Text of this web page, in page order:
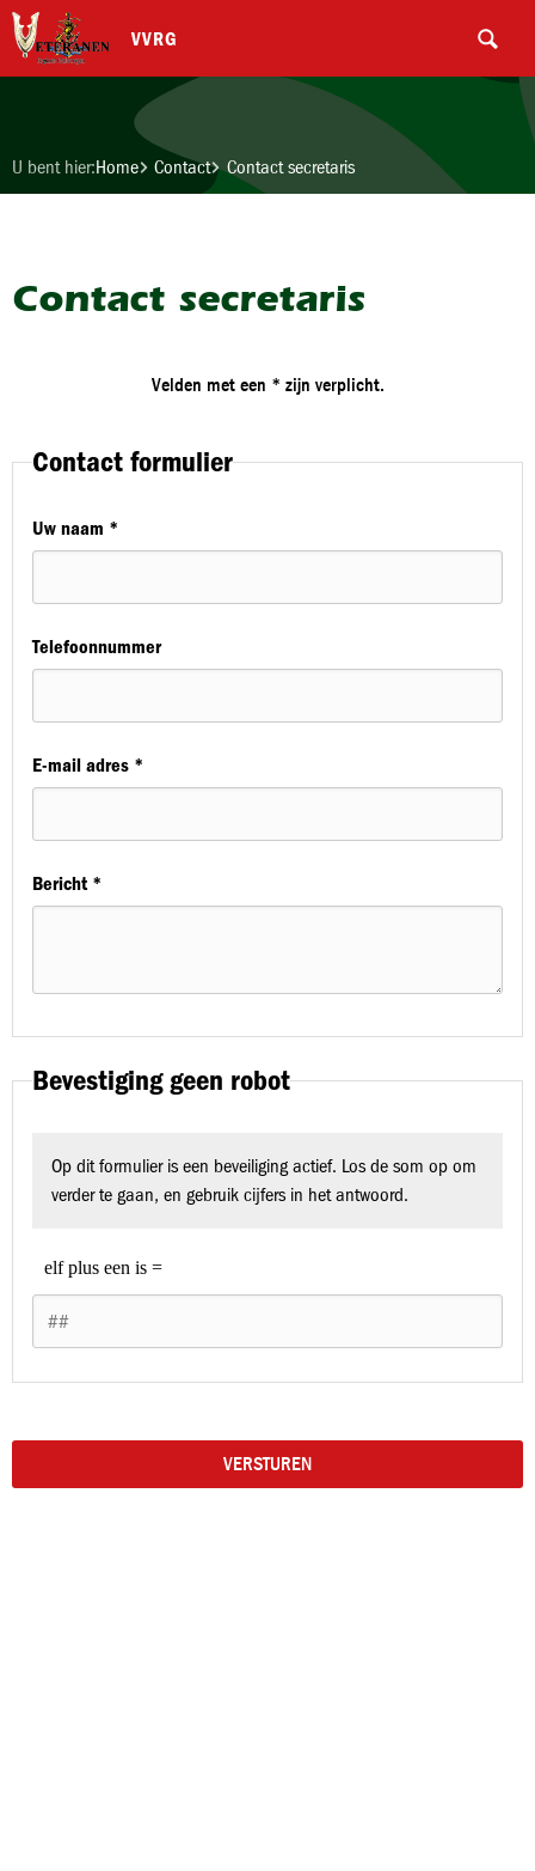
VVRG
U bent hier:Home Contact Contact secretaris
Contact secretaris
Velden met een * zijn verplicht.
Contact formulier
Uw naam *
Telefoonnummer
E-mail adres *
Bericht *
Bevestiging geen robot
Op dit formulier is een beveiliging actief. Los de som op om
verder te gaan, en gebruik cijfers in het antwoord.